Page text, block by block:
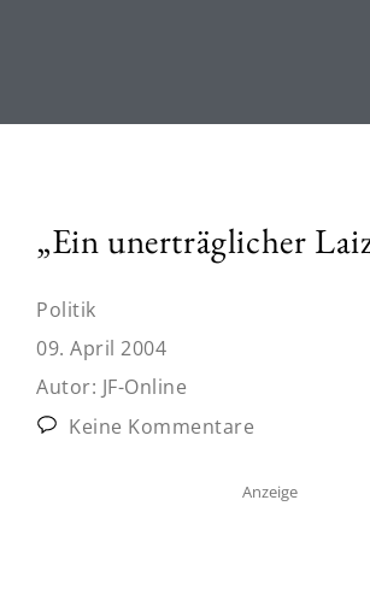
„Ein unerträglicher
Politik
09. April 2004
Autor: JF-Online
Keine Kommentare
Anzeige